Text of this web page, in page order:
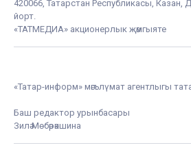
420066, Татарстан Республикасы, Казан,
йорт.
«ТАТМЕДИА» акционерлык җәмгыяте
«Татар-информ» мәгълүмат агентлыгы
Баш редактор урынбасары
Зилә Мөбәрәкшина